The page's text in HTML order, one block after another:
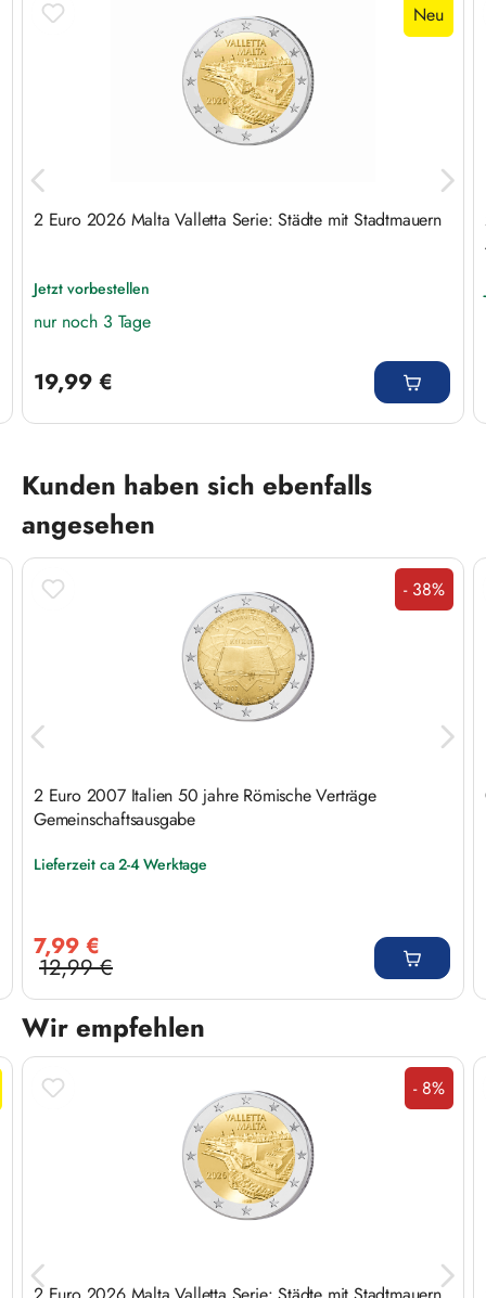
Neu
2 Euro 2026 Malta Valletta Serie: Städte mit Stadtmauern
Jetzt vorbestellen
nur noch 3 Tage
19,99 €
Produktgalerie überspringen
Kunden haben sich ebenfalls
angesehen
Rabatt
- 38%
2 Euro 2007 Italien 50 jahre Römische Verträge
Gemeinschaftsausgabe
Lieferzeit ca 2-4 Werktage
7,99 €
Regulärer Preis:
12,99 €
Wir empfehlen
Produktgalerie überspringen
Rabatt
- 8%